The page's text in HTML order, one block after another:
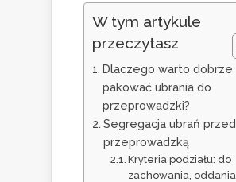
W tym artykule
przeczytasz
Dlaczego warto dobrze
pakować ubrania do
przeprowadzki?
Segregacja ubrań przed
przeprowadzką
Kryteria podziału: do
zachowania, oddania,